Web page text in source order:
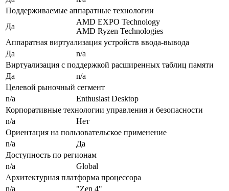
Поддерживаемые аппаратные технологии
Да
AMD EXPO Technology
AMD Ryzen Technologies
Аппаратная виртуализация устройств ввода-вывода
Да
n/a
Виртуализация с поддержкой расширенных таблиц памяти
Да
n/a
Целевой рыночный сегмент
n/a
Enthusiast Desktop
Корпоративные технологии управления и безопасности
n/a
Нет
Ориентация на пользовательское применение
n/a
Да
Доступность по регионам
n/a
Global
Архитектурная платформа процессора
n/a
"Zen 4"